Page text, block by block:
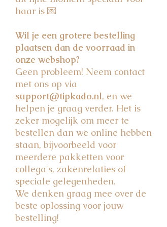
haar is 💌
Wil je een grotere bestelling
plaatsen dan de voorraad in
onze webshop?
Geen probleem! Neem contact
met ons op via
support@tipkado.nl, en we
helpen je graag verder. Het is
zeker mogelijk om meer te
bestellen dan we online hebben
staan, bijvoorbeeld voor
meerdere pakketten voor
collega's, zakenrelaties of
speciale gelegenheden.
We denken graag mee over de
beste oplossing voor jouw
bestelling!